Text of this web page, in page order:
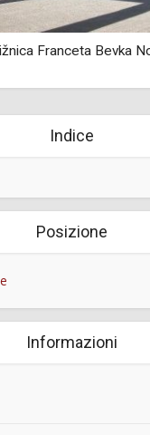
Franceta Bevka
Indice
Posizione
Informazioni